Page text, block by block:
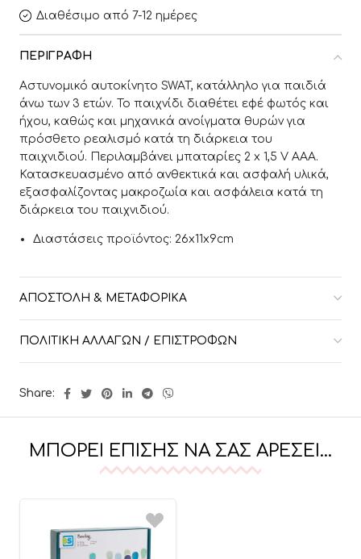
Διαθέσιμο από 7-12 ημέρες
ΠΕΡΙΓΡΑΦΉ
Αστυνομικό αυτοκίνητο SWAT, κατάλληλο για παιδιά
άνω των 3 ετών. Το παιχνίδι διαθέτει εφέ φωτός και
ήχου, καθώς και μηχανικά ανοίγματα θυρών για
πρόσθετο ρεαλισμό κατά τη διάρκεια του
παιχνιδιού. Περιλαμβάνει μπαταρίες 2 x 1,5 V AAA.
Κατασκευασμένο από ανθεκτικά και ασφαλή υλικά,
εξασφαλίζοντας μακροζωία και ασφάλεια κατά τη
διάρκεια του παιχνιδιού.
Διαστάσεις προϊόντος: 26x11x9cm
ΑΠΟΣΤΟΛΉ & ΜΕΤΑΦΟΡΙΚΆ
ΠΟΛΙΤΙΚΉ ΑΛΛΑΓΏΝ / ΕΠΙΣΤΡΟΦΏΝ
Share:
ΜΠΟΡΕΊ ΕΠΊΣΗΣ ΝΑ ΣΑΣ ΑΡΈΣΕΙ…